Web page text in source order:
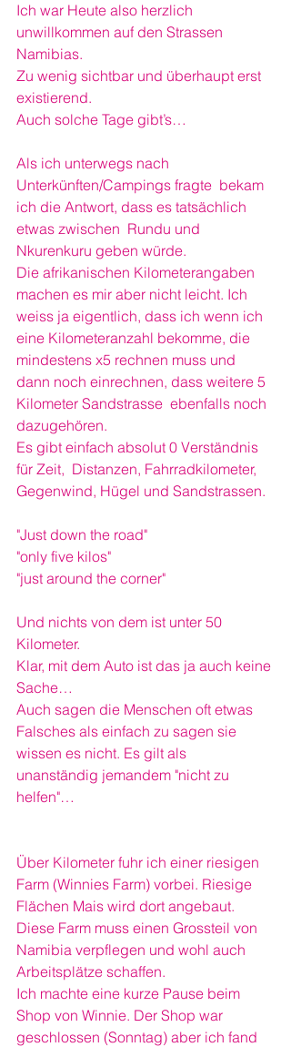
Ich war Heute also herzlich
unwillkommen auf den Strassen
Namibias.
Zu wenig sichtbar und überhaupt erst
existierend.
Auch solche Tage gibt’s…
Als ich unterwegs nach
Unterkünften/Campings fragte  bekam
ich die Antwort, dass es tatsächlich
etwas zwischen  Rundu und
Nkurenkuru geben würde.
Die afrikanischen Kilometerangaben
machen es mir aber nicht leicht. Ich
weiss ja eigentlich, dass ich wenn ich
eine Kilometeranzahl bekomme, die
mindestens x5 rechnen muss und
dann noch einrechnen, dass weitere 5
Kilometer Sandstrasse  ebenfalls noch
dazugehören.
Es gibt einfach absolut 0 Verständnis
für Zeit,  Distanzen, Fahrradkilometer,
Gegenwind, Hügel und Sandstrassen.
"Just down the road"
"only five kilos"
"just around the corner"
Und nichts von dem ist unter 50
Kilometer.
Klar, mit dem Auto ist das ja auch keine
Sache…
Auch sagen die Menschen oft etwas
Falsches als einfach zu sagen sie
wissen es nicht. Es gilt als
unanständig jemandem "nicht zu
helfen"…
Über Kilometer fuhr ich einer riesigen
Farm (Winnies Farm) vorbei. Riesige
Flächen Mais wird dort angebaut.
Diese Farm muss einen Grossteil von
Namibia verpflegen und wohl auch
Arbeitsplätze schaffen.
Ich machte eine kurze Pause beim
Shop von Winnie. Der Shop war
geschlossen (Sonntag) aber ich fand